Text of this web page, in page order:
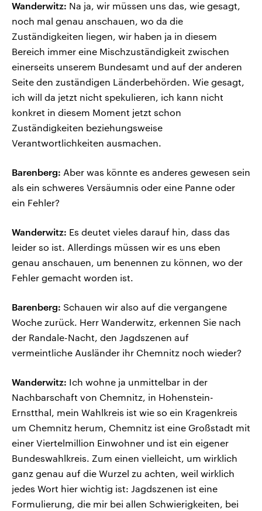
Wanderwitz: Na ja, wir müssen uns das, wie gesagt,
noch mal genau anschauen, wo da die
Zuständigkeiten liegen, wir haben ja in diesem
Bereich immer eine Mischzuständigkeit zwischen
einerseits unserem Bundesamt und auf der anderen
Seite den zuständigen Länderbehörden. Wie gesagt,
ich will da jetzt nicht spekulieren, ich kann nicht
konkret in diesem Moment jetzt schon
Zuständigkeiten beziehungsweise
Verantwortlichkeiten ausmachen.
Barenberg: Aber was könnte es anderes gewesen sein
als ein schweres Versäumnis oder eine Panne oder
ein Fehler?
Wanderwitz: Es deutet vieles darauf hin, dass das
leider so ist. Allerdings müssen wir es uns eben
genau anschauen, um benennen zu können, wo der
Fehler gemacht worden ist.
Barenberg: Schauen wir also auf die vergangene
Woche zurück. Herr Wanderwitz, erkennen Sie nach
der Randale-Nacht, den Jagdszenen auf
vermeintliche Ausländer ihr Chemnitz noch wieder?
Wanderwitz: Ich wohne ja unmittelbar in der
Nachbarschaft von Chemnitz, in Hohenstein-
Ernstthal, mein Wahlkreis ist wie so ein Kragenkreis
um Chemnitz herum, Chemnitz ist eine Großstadt mit
einer Viertelmillion Einwohner und ist ein eigener
Bundeswahlkreis. Zum einen vielleicht, um wirklich
ganz genau auf die Wurzel zu achten, weil wirklich
jedes Wort hier wichtig ist: Jagdszenen ist eine
Formulierung, die mir bei allen Schwierigkeiten, bei